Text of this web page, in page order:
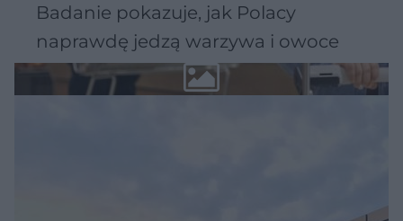
Badanie pokazuje, jak Polacy
naprawdę jedzą warzywa i owoce